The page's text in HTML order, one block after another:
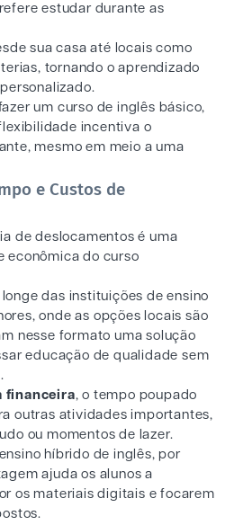
estudar durante as
sua casa até locais como
tornando o aprendizado
um curso de inglês básico,
incentiva o
mesmo em meio a uma
e Custos de
de deslocamentos é uma
econômica do curso
das instituições de ensino
onde as opções locais são
nesse formato uma solução
educação de qualidade sem
financeira, o tempo poupado
outras atividades importantes,
ou momentos de lazer.
híbrido de inglês, por
ajuda os alunos a
os materiais digitais e focarem